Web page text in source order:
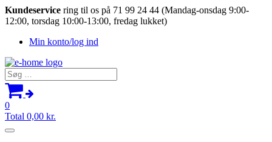
Kundeservice ring til os på 71 99 24 44 (Mandag-onsdag 9:00-
12:00, torsdag 10:00-13:00, fredag lukket)
Min konto/log ind
Søg
efter:
0
Total 0,00 kr.